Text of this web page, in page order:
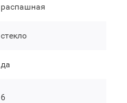
распашная
стекло
да
6